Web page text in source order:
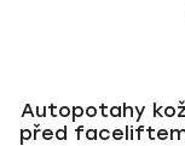
Autopotahy
před faceliftem,